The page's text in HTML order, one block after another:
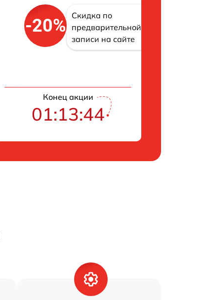
-20%
Скидка по
предварительной
записи на сайте
Конец акции
01:13:43